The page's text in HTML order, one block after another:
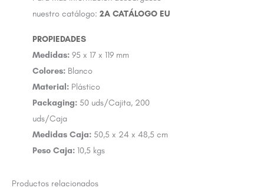
nuestro catálogo: 2A CATÁLOGO EU
Medidas: 95 x 17 x 119 mm
Colores: Blanco
Material: Plástico
Packaging: 50 uds/Cajita, 200
uds/Caja
Medidas Caja: 50,5 x 24 x 48,5 cm
Peso Caja: 10,5 kgs
Productos relacionados